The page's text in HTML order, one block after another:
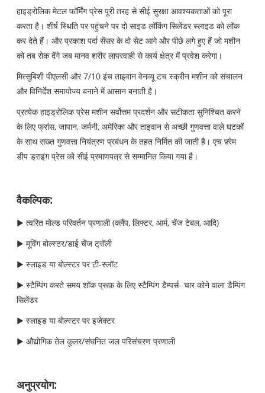
हाइड्रोलिक मेटल फॉर्मिंग प्रेस पूरी तरह से सीई सुरक्षा आवश्यकताओं को पूरा
करता है। शीर्ष स्थिति पर पहुंचने पर दो साइड लॉकिंग सिलेंडर स्लाइड को लॉक
कर देते हैं। और प्रकाश पर्दा सेंसर के दो सेट आगे और पीछे लगे हुए हैं जो मशीन
को तब रोक देंगे जब मानव शरीर लापरवाही से कार्य क्षेत्र में प्रवेश करेगा।
मित्सुबिशी पीएलसी और 7/10 इंच ताइवान वेनव्यू टच स्क्रीन मशीन को संचालन
और विनिर्देश समायोज्य बनाने में आसान बनाती है।
प्रत्येक हाइड्रोलिक प्रेस मशीन सर्वोत्तम प्रदर्शन और सटीकता सुनिश्चित करने
के लिए फ्रांस, जापान, जर्मनी, अमेरिका और ताइवान से अच्छी गुणवत्ता वाले घटकों
के साथ सख्त गुणवत्ता नियंत्रण प्रबंधन के तहत निर्मित की जाती है। एच फ़्रेम
डीप ड्राइंग प्रेस को सीई प्रमाणपत्र से सम्मानित किया गया है।
वैकल्पिक:
▶ त्वरित मोल्ड परिवर्तन प्रणाली (क्लैंप, लिफ्टर, आर्म, चेंज टेबल, आदि)
▶ मूविंग बोल्स्टर/डाई चेंज ट्रॉली
▶ स्लाइड या बोल्स्टर पर टी-स्लॉट
▶ स्टैम्पिंग करते समय शॉक प्रूफ़ के लिए स्टैम्पिंग डैम्पर्स- चार कोने वाला डैम्पिंग
सिलेंडर
▶ स्लाइड या बोल्स्टर पर इजेक्टर
▶ औद्योगिक तेल कूलर/संघनित जल परिसंचरण प्रणाली
अनुप्रयोग: